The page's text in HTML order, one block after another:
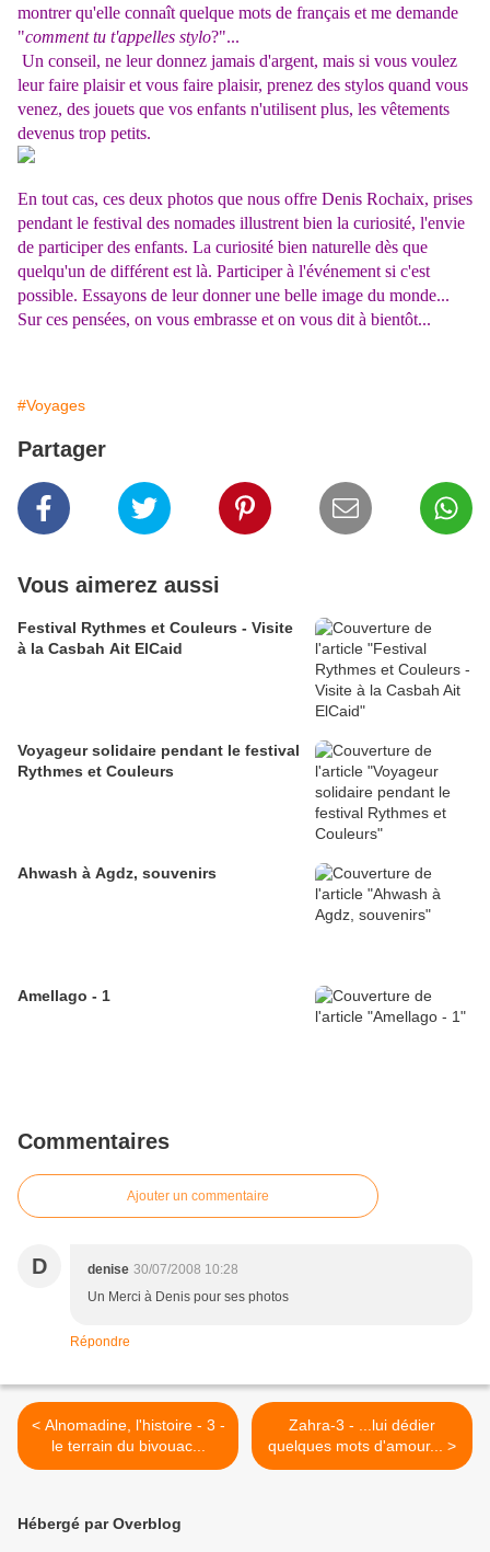
montrer qu'elle connaît quelque mots de français et me demande
"comment tu t'appelles stylo?"...
Un conseil, ne leur donnez jamais d'argent, mais si vous voulez
leur faire plaisir et vous faire plaisir, prenez des stylos quand vous
venez, des jouets que vos enfants n'utilisent plus, les vêtements
devenus trop petits.
En tout cas, ces deux photos que nous offre Denis Rochaix, prises
pendant le festival des nomades illustrent bien la curiosité, l'envie
de participer des enfants. La curiosité bien naturelle dès que
quelqu'un de différent est là. Participer à l'événement si c'est
possible. Essayons de leur donner une belle image du monde...
Sur ces pensées, on vous embrasse et on vous dit à bientôt...
#Voyages
Partager
Vous aimerez aussi
Festival Rythmes et Couleurs - Visite
à la Casbah Ait ElCaid
Voyageur solidaire pendant le festival
Rythmes et Couleurs
Ahwash à Agdz, souvenirs
Amellago - 1
Commentaires
Ajouter un commentaire
D denise 30/07/2008 10:28
Un Merci à Denis pour ses photos
Répondre
< Alnomadine, l'histoire - 3 -
le terrain du bivouac...
Zahra-3 - ...lui dédier
quelques mots d'amour... >
Hébergé par Overblog